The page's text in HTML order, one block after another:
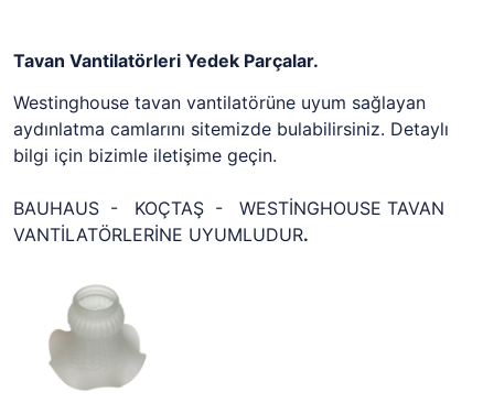
Tavan Vantilatörleri Yedek Parçalar.
Westinghouse tavan vantilatörüne uyum sağlayan
aydınlatma camlarını sitemizde bulabilirsiniz. Detaylı
bilgi için bizimle iletişime geçin.
BAUHAUS - KOÇTAŞ - WESTİNGHOUSE TAVAN
VANTİLATÖRLERİNE UYUMLUDUR.